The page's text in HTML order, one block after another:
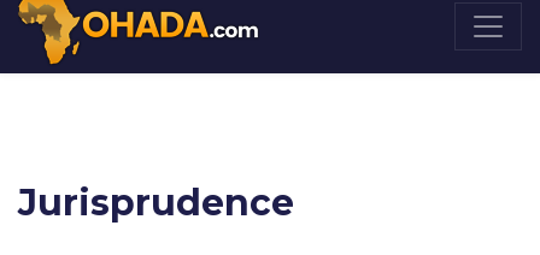
Jurisprudence